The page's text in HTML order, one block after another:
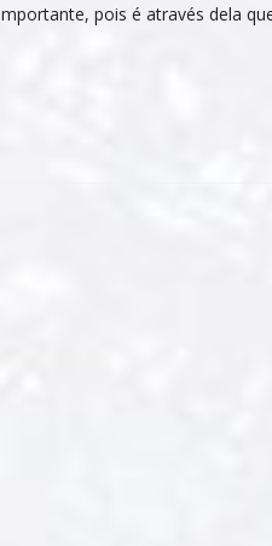
pois é através dela